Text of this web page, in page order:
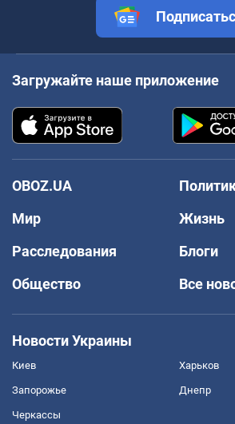
Загружайте наше приложение
OBOZ.UA
Мир
Жизнь
Расследования
Блоги
Общество
Все
Новости Украины
Киев Харьков
Запорожье Днепр
Черкассы